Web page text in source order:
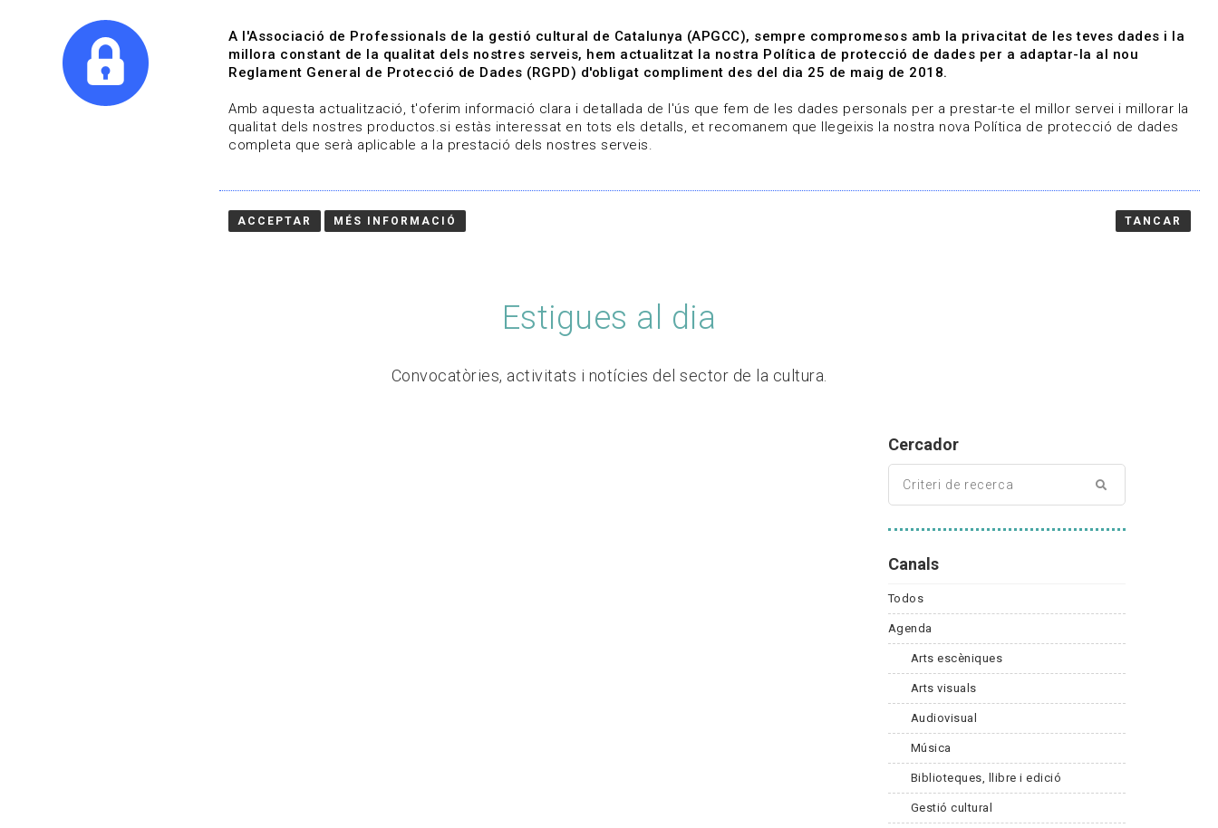
Qui som Línies de treball Projectes Serveis A qui representem Contacte
Estigues al dia
Convocatòries, activitats i notícies del sector de la cultura.
Cercador
Canals
Todos
Agenda
Arts escèniques
Arts visuals
Audiovisual
Música
Biblioteques, llibre i edició
Gestió cultural
A l'Associació de Professionals de la gestió cultural de Catalunya (APGCC), sempre compromesos amb la privacitat de les teves dades i la
millora constant de la qualitat dels nostres serveis, hem actualitzat la nostra Política de protecció de dades per a adaptar-la al nou
Reglament General de Protecció de Dades (RGPD) d'obligat compliment des del dia 25 de maig de 2018.
Amb aquesta actualització, t'oferim informació clara i detallada de l'ús que fem de les dades personals per a prestar-te el millor servei i millorar la
qualitat dels nostres productos.si estàs interessat en tots els detalls, et recomanem que llegeixis la nostra nova Política de protecció de dades
completa que serà aplicable a la prestació dels nostres serveis.
ACCEPTAR MÉS INFORMACIÓ TANCAR